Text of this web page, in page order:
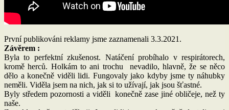
První publikováni reklamy jsme zaznamenali 3.3.2021.
Závěrem :
Byla to perfektní zkušenost. Natáčení probíhalo v respirátorech,
kromě herců. Holkám to ani trochu nevadilo, hlavně, že se něco
dělo a konečně viděli lidi. Fungovaly jako kdyby jsme ty náhubky
neměli. Viděla jsem na nich, jak si to užívají, jak jsou šťastné.
Byly středem pozornosti a viděli konečně zase jiné obličeje, než ty
naše.